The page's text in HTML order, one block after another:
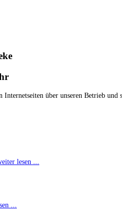
über unseren Betrieb
lesen ...
...